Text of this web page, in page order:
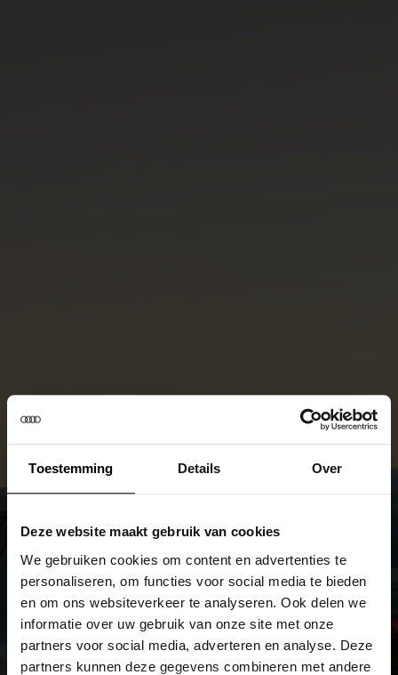
Toestemming Details Over
Deze website maakt gebruik van cookies
We gebruiken cookies om content en advertenties te
personaliseren, om functies voor social media te bieden
en om ons websiteverkeer te analyseren. Ook delen we
informatie over uw gebruik van onze site met onze
partners voor social media, adverteren en analyse. Deze
partners kunnen deze gegevens combineren met andere